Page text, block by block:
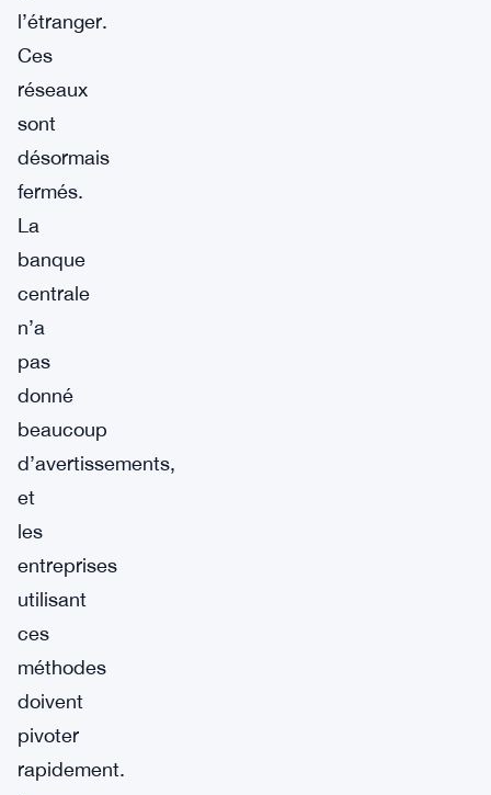
l’étranger.
Ces
réseaux
sont
désormais
fermés.
La
banque
centrale
n’a
pas
donné
beaucoup
d’avertissements,
et
les
entreprises
utilisant
ces
méthodes
doivent
pivoter
rapidement.